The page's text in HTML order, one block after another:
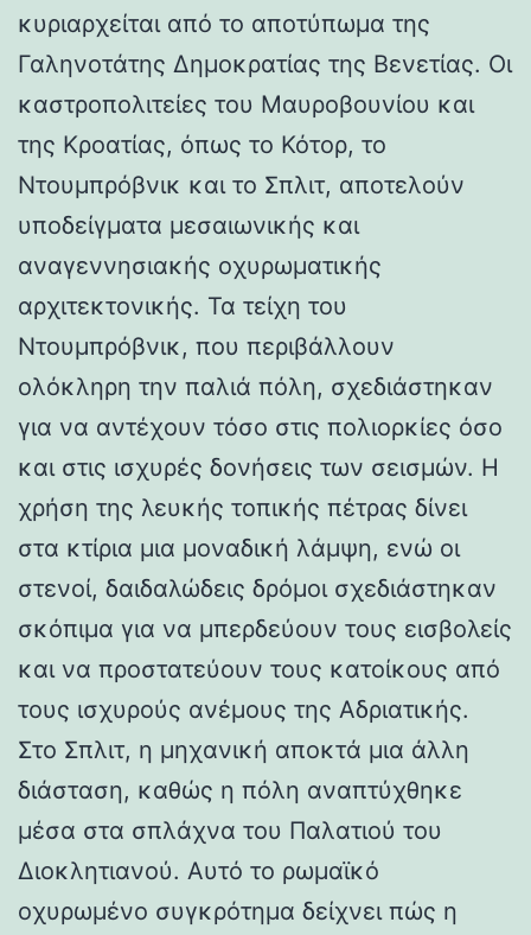
κυριαρχείται από το αποτύπωμα της
Γαληνοτάτης Δημοκρατίας της Βενετίας. Οι
καστροπολιτείες του Μαυροβουνίου και
της Κροατίας, όπως το Κότορ, το
Ντουμπρόβνικ και το Σπλιτ, αποτελούν
υποδείγματα μεσαιωνικής και
αναγεννησιακής οχυρωματικής
αρχιτεκτονικής. Τα τείχη του
Ντουμπρόβνικ, που περιβάλλουν
ολόκληρη την παλιά πόλη, σχεδιάστηκαν
για να αντέχουν τόσο στις πολιορκίες όσο
και στις ισχυρές δονήσεις των σεισμών. Η
χρήση της λευκής τοπικής πέτρας δίνει
στα κτίρια μια μοναδική λάμψη, ενώ οι
στενοί, δαιδαλώδεις δρόμοι σχεδιάστηκαν
σκόπιμα για να μπερδεύουν τους εισβολείς
και να προστατεύουν τους κατοίκους από
τους ισχυρούς ανέμους της Αδριατικής.
Στο Σπλιτ, η μηχανική αποκτά μια άλλη
διάσταση, καθώς η πόλη αναπτύχθηκε
μέσα στα σπλάχνα του Παλατιού του
Διοκλητιανού. Αυτό το ρωμαϊκό
οχυρωμένο συγκρότημα δείχνει πώς η